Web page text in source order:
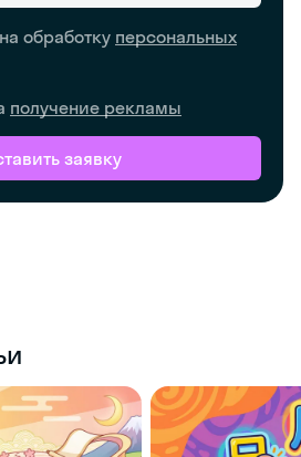
обработку персональных
получение рекламы
заявку